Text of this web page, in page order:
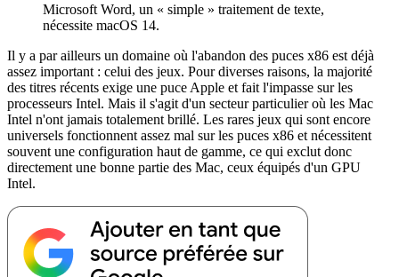
Microsoft Word, un « simple » traitement de texte,
nécessite macOS 14.
Il y a par ailleurs un domaine où l'abandon des puces x86 est déjà
assez important : celui des jeux. Pour diverses raisons, la majorité
des titres récents exige une puce Apple et fait l'impasse sur les
processeurs Intel. Mais il s'agit d'un secteur particulier où les Mac
Intel n'ont jamais totalement brillé. Les rares jeux qui sont encore
universels fonctionnent assez mal sur les puces x86 et nécessitent
souvent une configuration haut de gamme, ce qui exclut donc
directement une bonne partie des Mac, ceux équipés d'un GPU
Intel.